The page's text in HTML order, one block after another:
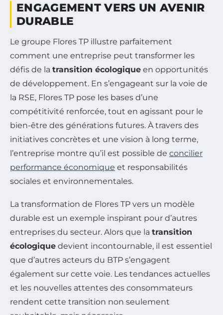
ENGAGEMENT VERS UN AVENIR
DURABLE
Le groupe Flores TP illustre parfaitement
comment une entreprise peut transformer les
défis de la transition écologique en opportunités
de développement. En s’engageant sur la voie de
la RSE, Flores TP pose les bases d’une
compétitivité renforcée, tout en agissant pour le
bien-être des générations futures. À travers des
initiatives concrètes et une vision à long terme,
l’entreprise montre qu’il est possible de concilier
performance économique et responsabilités
sociales et environnementales.
La transformation de Flores TP vers un modèle
durable est un exemple inspirant pour d’autres
entreprises du secteur. Alors que la transition
écologique devient incontournable, il est essentiel
que d’autres acteurs du BTP s’engagent
également sur cette voie. Les tendances actuelles
et les nouvelles attentes des consommateurs
rendent cette transition non seulement